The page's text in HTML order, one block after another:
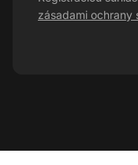
zásadami ochrany